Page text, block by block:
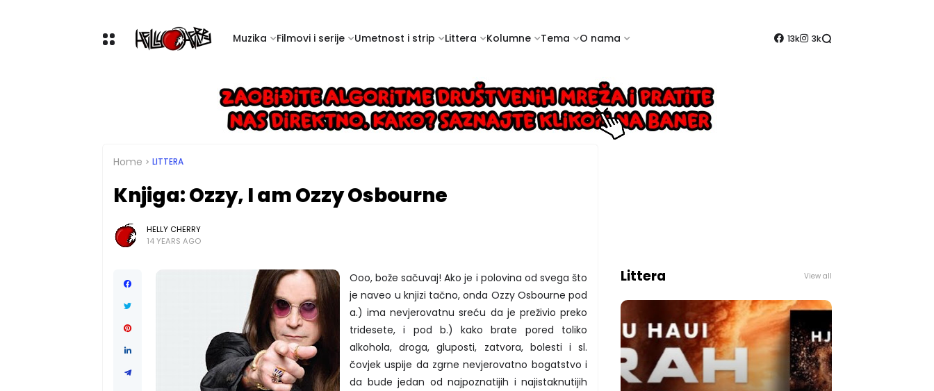
Muzika Filmovi i serije Umetnost i strip Littera Kolumne Tema O nama 13k 3k
Home LITTERA
Knjiga: Ozzy, I am Ozzy Osbourne
HELLY CHERRY
14 YEARS AGO
Ooo, bože sačuvaj! Ako je i polovina od svega što
je naveo u knjizi tačno, onda Ozzy Osbourne pod
a.) ima nevjerovatnu sreću da je preživio preko
tridesete, i pod b.) kako brate pored toliko
alkohola, droga, gluposti, zatvora, bolesti i sl.
čovjek uspije da zgrne nevjerovatno bogatstvo i
da bude jedan od najpoznatijih i najistaknutijih
Littera View all